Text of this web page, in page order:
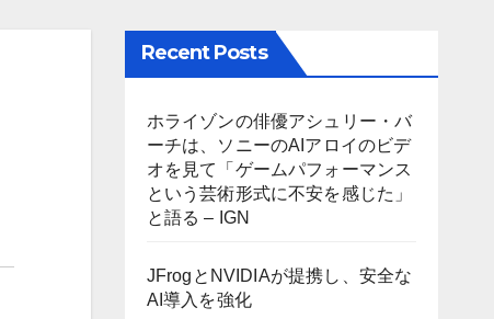
Recent Posts
ホライゾンの俳優アシュリー・バ
ーチは、ソニーのAIアロイのビデ
オを見て「ゲームパフォーマンス
という芸術形式に不安を感じた」
と語る – IGN
JFrogとNVIDIAが提携し、安全な
AI導入を強化